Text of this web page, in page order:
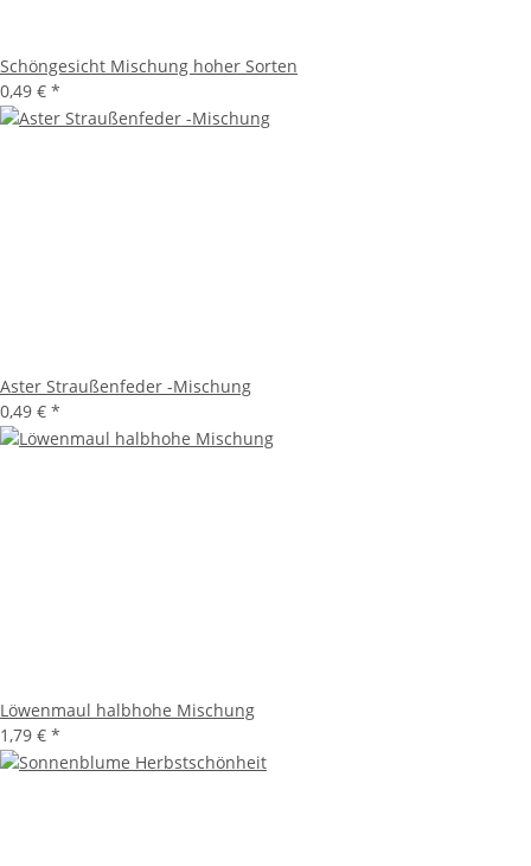
Schöngesicht Mischung hoher Sorten
0,49 € *
Aster Straußenfeder -Mischung
0,49 € *
Löwenmaul halbhohe Mischung
1,79 € *